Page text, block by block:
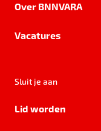
Over BNNVARA
Vacatures
Sluit je aan
Lid worden